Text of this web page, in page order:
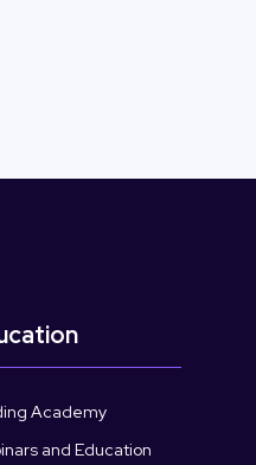
Academy
and Education